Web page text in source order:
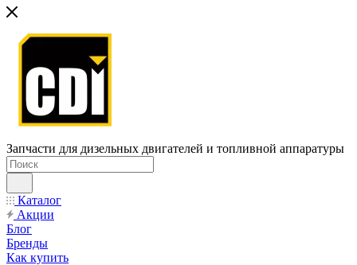
Запчасти для дизельных двигателей и топливной аппаратуры
Каталог
Акции
Блог
Бренды
Как купить